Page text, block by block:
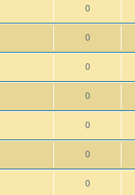
0
0
0
0
0
0
0